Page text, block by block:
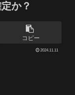
か？
コピー
2024.11.11